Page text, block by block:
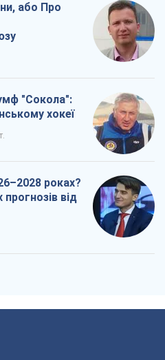
або Про
"Сокола":
хокеї
роках?
прогнозів від